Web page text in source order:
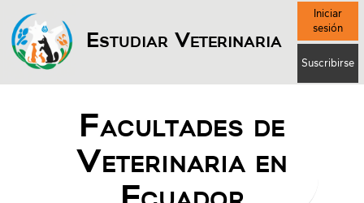
Estudiar Veterinaria
Iniciar
sesión
Suscribirse
Facultades de
Veterinaria en